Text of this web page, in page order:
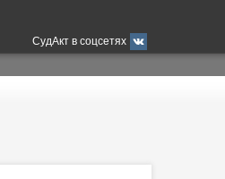
СудАкт в соцсетях